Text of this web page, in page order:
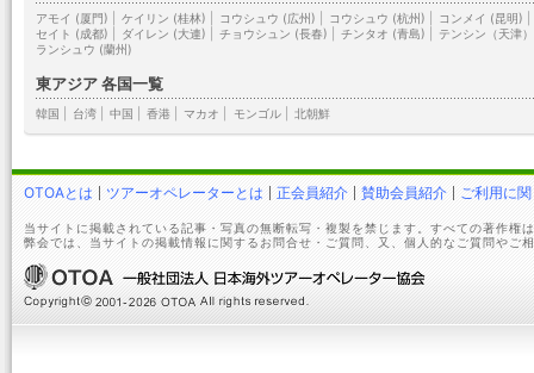
アモイ (厦門) ケイリン (桂林) コウシュウ (広州) コウシュウ (杭州) コンメイ (昆明)
セイト (成都)
ダイレン (大連) チョウシュン (長春) チンタオ (青島)
テンシン（天津）
ランシュウ (蘭州)
東アジア 各国一覧
韓国 台湾 中国 香港 マカオ モンゴル| 北朝鮮
OTOAとは ツアーオペレーターとは 正会員紹介 賛助会員紹介 ご利用に
当サイトに掲載されている記事・写真の無断転写・複製を禁じます。すべての著作権
弊会では、当サイトの掲載情報に関するお問合せ・ご質問、又、個人的なご質問やご